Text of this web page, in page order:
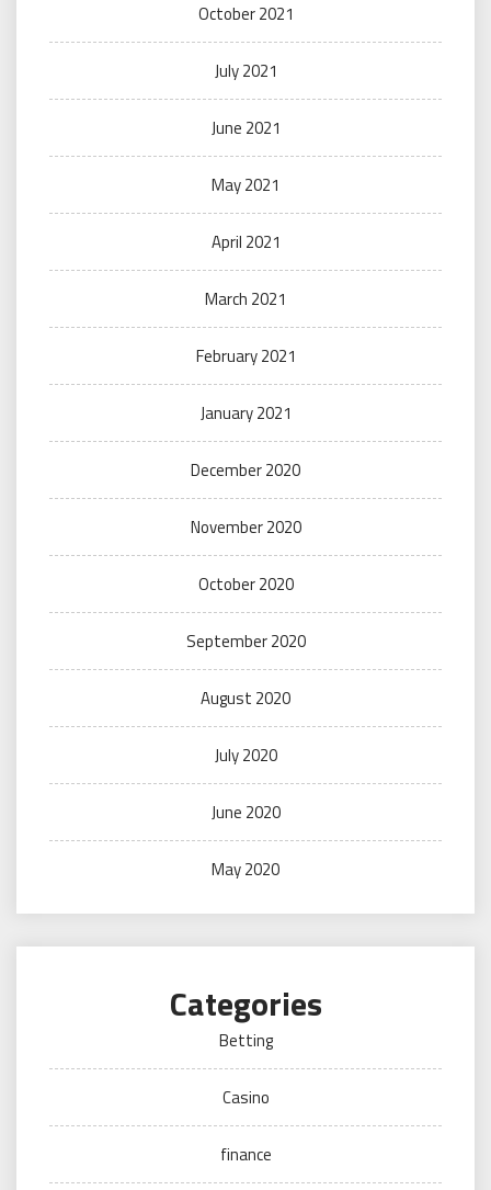
October 2021
July 2021
June 2021
May 2021
April 2021
March 2021
February 2021
January 2021
December 2020
November 2020
October 2020
September 2020
August 2020
July 2020
June 2020
May 2020
Categories
Betting
Casino
finance